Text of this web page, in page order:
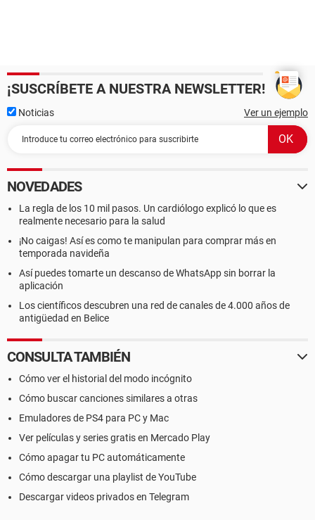
¡SUSCRÍBETE A NUESTRA NEWSLETTER!
Noticias Ver un ejemplo
NOVEDADES
La regla de los 10 mil pasos. Un cardiólogo explicó lo que es
realmente necesario para la salud
¡No caigas! Así es como te manipulan para comprar más en
temporada navideña
Así puedes tomarte un descanso de WhatsApp sin borrar la
aplicación
Los científicos descubren una red de canales de 4.000 años de
antigüedad en Belice
CONSULTA TAMBIÉN
Cómo ver el historial del modo incógnito
Cómo buscar canciones similares a otras
Emuladores de PS4 para PC y Mac
Ver películas y series gratis en Mercado Play
Cómo apagar tu PC automáticamente
Cómo descargar una playlist de YouTube
Descargar videos privados en Telegram